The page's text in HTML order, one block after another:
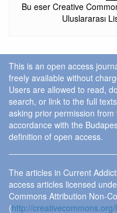
Bu eser Creative
Uluslararası
This is an open access
freely available without
Users are allowed to read,
search, or link to the full
asking prior permission
accordance with the
definition of open access.
The articles in Current
access articles licensed
Commons Attribution Non-
(http://